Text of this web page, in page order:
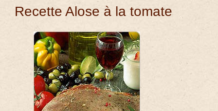
Recette Alose à la tomate